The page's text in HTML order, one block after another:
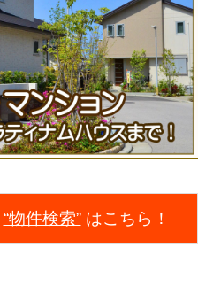
“物件検索” はこちら！